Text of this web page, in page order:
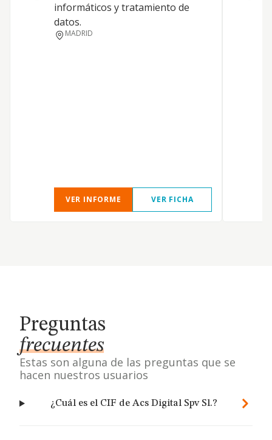
informáticos y tratamiento de
datos.
MADRID
VER INFORME VER FICHA
Preguntas
frecuentes
Estas son alguna de las preguntas que se
hacen nuestros usuarios
¿Cuál es el CIF de Acs Digital Spv Sl.?